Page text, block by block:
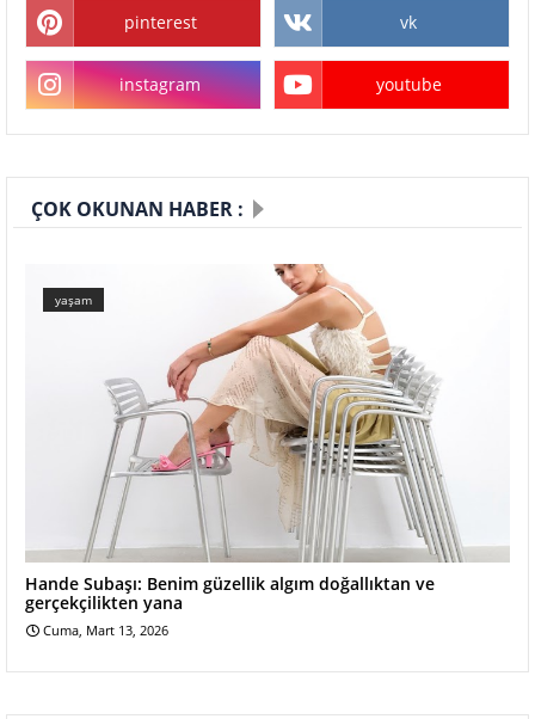
pinterest vk
instagram youtube
ÇOK OKUNAN HABER :
yaşam
Hande Subaşı: Benim güzellik algım doğallıktan ve
gerçekçilikten yana
Cuma, Mart 13, 2026